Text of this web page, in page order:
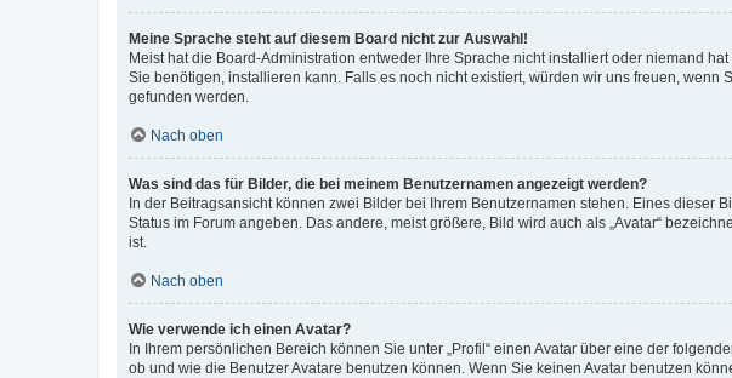
Meine Sprache steht auf diesem Board nicht zur Auswahl!
Meist hat die Board-Administration entweder Ihre Sprache nicht installiert oder niemand
Sie benötigen, installieren kann. Falls es noch nicht existiert, würden wir uns freuen,
gefunden werden.
Nach oben
Was sind das für Bilder, die bei meinem Benutzernamen angezeigt werden?
In der Beitragsansicht können zwei Bilder bei Ihrem Benutzernamen stehen. Eines dieser
Status im Forum angeben. Das andere, meist größere, Bild wird auch als „Avatar“
ist.
Nach oben
Wie verwende ich einen Avatar?
In Ihrem persönlichen Bereich können Sie unter „Profil“ einen Avatar über eine der
ob und wie die Benutzer Avatare benutzen können. Wenn Sie keinen Avatar benutzen